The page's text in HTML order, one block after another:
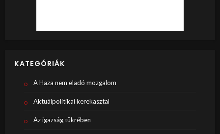
KATEGÓRIÁK
A Haza nem eladó mozgalom
Aktuálpolitikai kerekasztal
Az igazság tükrében